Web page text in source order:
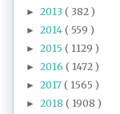
► 2013 ( 382 )
► 2014 ( 559 )
► 2015 ( 1129 )
► 2016 ( 1472 )
► 2017 ( 1565 )
► 2018 ( 1908 )